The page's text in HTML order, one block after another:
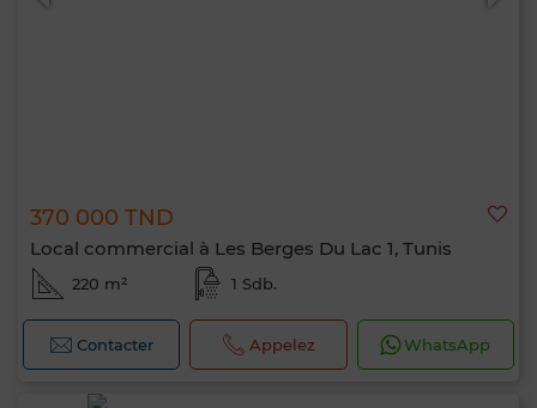
370 000 TND
Local commercial à Les Berges Du Lac 1, Tunis
220 m² 1 Sdb.
Contacter Appelez WhatsApp